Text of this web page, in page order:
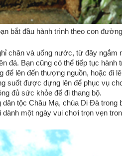
bắt đầu hành trình theo con
chân và uống nước, từ đây ngắm
đá. Bạn cũng có thể tiếp tục hành
lên đến thượng nguồn, hoặc đi
suốt được dựng lên để phục vụ
đủ sức khỏe để đi thang bộ.
tộc Châu Mạ, chùa Di Đà trong
một ngày vui chơi trọn vẹn